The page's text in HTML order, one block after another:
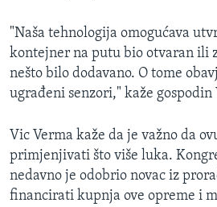
"Naša tehnologija omogućava
kontejner na putu bio otvaran ili
nešto bilo dodavano. O tome
ugrađeni senzori," kaže gospodin
Vic Verma kaže da je važno da
primjenjivati što više luka.
nedavno je odobrio novac iz
financirati kupnja ove opreme i